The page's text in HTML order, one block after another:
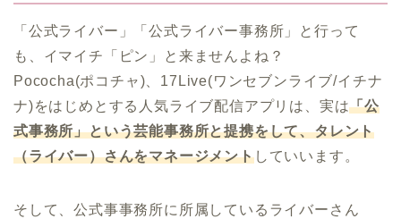
「公式ライバー」「公式ライバー事務所」と行って
も、イマイチ「ピン」と来ませんよね？
Pococha(ポコチャ)、17Live(ワンセブンライブ/イチナ
ナ)をはじめとする人気ライブ配信アプリは、実は「公
式事務所」という芸能事務所と提携をして、タレント
（ライバー）さんをマネージメントしていいます。
そして、公式事事務所に所属しているライバーさん